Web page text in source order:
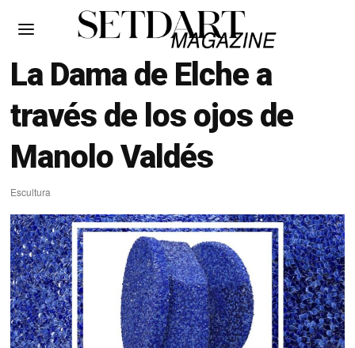
La Dama de Elche a
través de los ojos de
Manolo Valdés
Escultura